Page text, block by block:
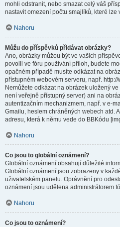
mohli odstranit, nebo smazat celý váš
nastavit omezení počtu smajlíků, které lze
Nahoru
Můžu do příspěvků přidávat obrázky?
Ano, obrázky můžou být ve vašich
povolil ve fóru používání příloh, budete
opačném případě musíte odkázat na
přístupném webovém serveru, např.
Nemůžete odkázat na obrázek uložený
není veřejně přístupný server) ani na
autentizačním mechanizmem, např. v e-
Gmailu, heslem chráněných webech atd.
adresu, která k němu vede do BBKódu
Nahoru
Co jsou to globální oznámení?
Globální oznámení obsahují důležité
Globální oznámení jsou zobrazeny v
uživatelském panelu. Oprávnění pro
oznámení jsou udělena administrátorem
Nahoru
Co jsou to oznámení?